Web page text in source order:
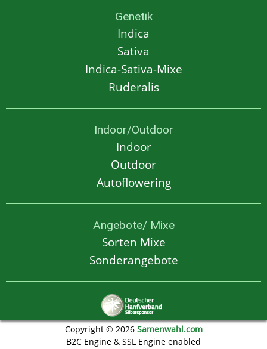
Genetik
Indica
Sativa
Indica-Sativa-Mixe
Ruderalis
Indoor/Outdoor
Indoor
Outdoor
Autoflowering
Angebote/ Mixe
Sorten Mixe
Sonderangebote
Copyright © 2026 Samenwahl.com
B2C Engine & SSL Engine enabled